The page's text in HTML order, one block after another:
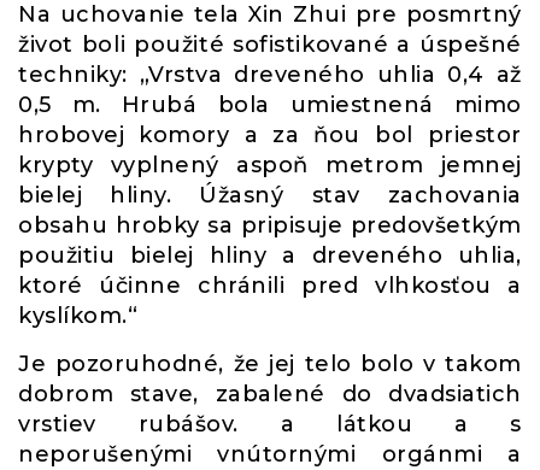
Na uchovanie tela Xin Zhui pre posmrtný
život boli použité sofistikované a úspešné
techniky: „Vrstva dreveného uhlia 0,4 až
0,5 m. Hrubá bola umiestnená mimo
hrobovej komory a za ňou bol priestor
krypty vyplnený aspoň metrom jemnej
bielej hliny. Úžasný stav zachovania
obsahu hrobky sa pripisuje predovšetkým
použitiu bielej hliny a dreveného uhlia,
ktoré účinne chránili pred vlhkosťou a
kyslíkom.“
Je pozoruhodné, že jej telo bolo v takom
dobrom stave, zabalené do dvadsiatich
vrstiev rubášov. a látkou a s
neporušenými vnútornými orgánmi a